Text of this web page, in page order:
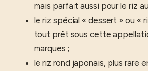
mais parfait aussi pour le riz
le riz spécial « dessert » ou «
tout prêt sous cette
marques ;
le riz rond japonais, plus rare